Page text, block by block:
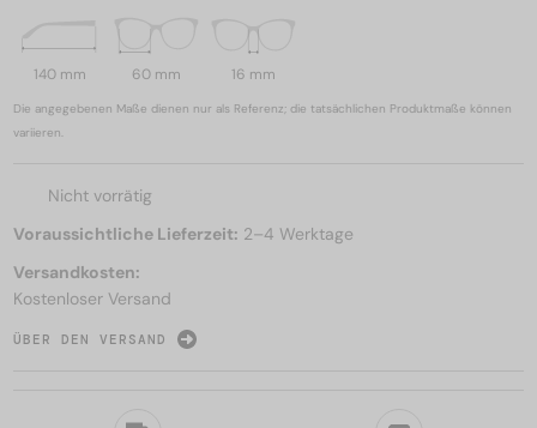
140 mm 60 mm 16 mm
Die angegebenen Maße dienen nur als Referenz; die tatsächlichen Produktmaße können
variieren.
Nicht vorrätig
Voraussichtliche Lieferzeit: 2–4 Werktage
Versandkosten:
Kostenloser Versand
ÜBER DEN VERSAND